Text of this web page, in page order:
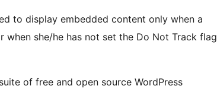
to display embedded content only when a
she/he has not set the Do Not Track flag
of free and open source WordPress